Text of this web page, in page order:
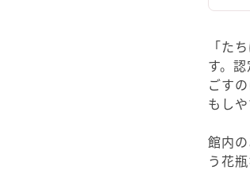
「た
す。
ごす
もし
館内
う花